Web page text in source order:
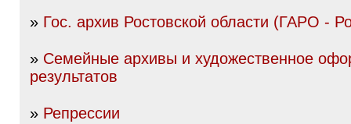
» Гос. архив Ростовской области (ГАРО -
» Семейные архивы и художественное
результатов
» Репрессии